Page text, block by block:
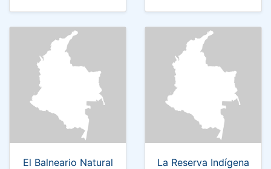
El Balneario Natural
La Reserva Indígena